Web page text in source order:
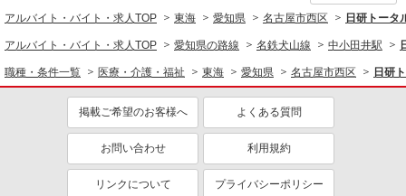
名古屋市西区
キープ 詳細を見る
株式会社kotrio /●NG-H-2031092
＜浄心駅＞週3〜＆日払いOK◎高収入な看護
スタッフ募集！
時給2300円〜2875円 ＜日払い有/週払い有/交
通費全支給(ガソリン代含む)＞
アルバイト・バイト・求人TOP 東海 愛知県 名古屋市西区 日研トータ
アルバイト・バイト・求人TOP 愛知県の路線 名鉄犬山線 中小田井駅
職種・条件一覧 医療・介護・福祉 東海 愛知県 名古屋市西区 日研
掲載ご希望のお客様へ よくある質問
お問い合わせ 利用規約
リンクについて プライバシーポリシー